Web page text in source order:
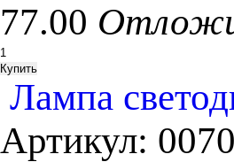
77.00
Лампа
Артикул: